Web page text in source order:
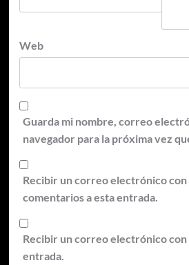
Web
Guarda mi nombre, correo
navegador para la próxima vez
Recibir un correo electrónico con
comentarios a esta entrada.
Recibir un correo electrónico con
entrada.